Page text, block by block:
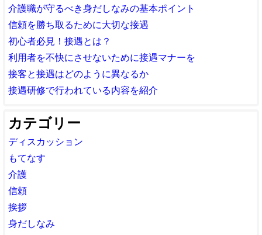
介護職が守るべき身だしなみの基本ポイント
信頼を勝ち取るために大切な接遇
初心者必見！接遇とは？
利用者を不快にさせないために接遇マナーを
接客と接遇はどのように異なるか
接遇研修で行われている内容を紹介
カテゴリー
ディスカッション
もてなす
介護
信頼
挨拶
身だしなみ